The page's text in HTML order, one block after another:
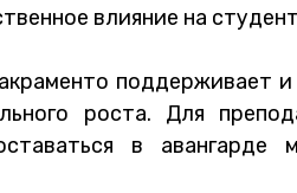
влияние на
поддерживает
роста. Для
в авангарде